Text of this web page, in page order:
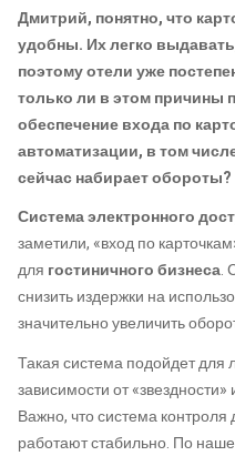
Дмитрий, понятно, что
удобны. Их легко
поэтому отели уже
только ли в этом причины
обеспечение входа по
автоматизации, в том
сейчас набирает обороты?
Система электронного
заметили, «вход по
для гостиничного бизнеса.
снизить издержки на
значительно увеличить
Такая система подойдет для
зависимости от
Важно, что система
работают стабильно. По